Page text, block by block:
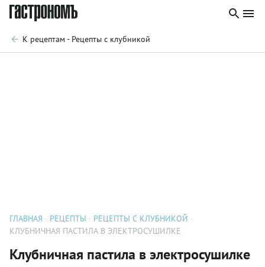
К рецептам - Рецепты с клубникой
ГЛАВНАЯ РЕЦЕПТЫ
РЕЦЕПТЫ С КЛУБНИКОЙ
КЛУБНИЧНАЯ ПАСТИЛА В ЭЛЕКТРОСУШИЛКЕ
Клубничная пастила в электросушилке